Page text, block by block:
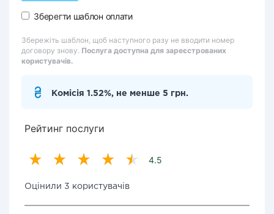
Зберегти шаблон оплати
Збережіть шаблон, щоб наступного разу не вводити номер
договору знову. Послуга доступна для зареєстрованих
користувачів.
Комісія 1.52%, не менше 5 грн.
Рейтинг послуги
4.5
Оцінили 3 користувачів